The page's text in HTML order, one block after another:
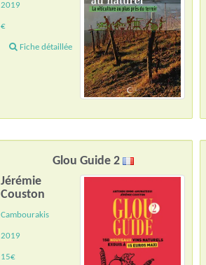
2019
€
Fiche détaillée
Glou Guide 2
Jérémie
Couston
Cambourakis
2019
15€